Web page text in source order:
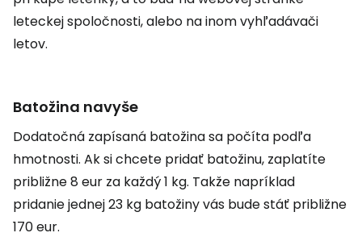
leteckej spoločnosti, alebo na inom vyhľadávači
letov.
Batožina navyše
Dodatočná zapísaná batožina sa počíta podľa
hmotnosti. Ak si chcete pridať batožinu, zaplatíte
približne 8 eur za každý 1 kg. Takže napríklad
pridanie jednej 23 kg batožiny vás bude stáť približne
170 eur.